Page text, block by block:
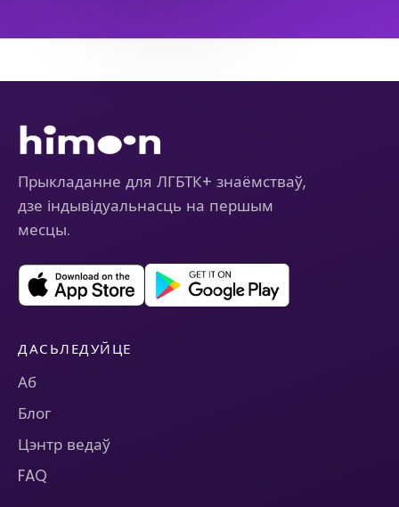
Прыкладанне для ЛГБТК+ знаёмстваў,
дзе індывідуальнасць на першым
месцы.
ДАСЬЛЕДУЙЦЕ
Аб
Блог
Цэнтр ведаў
FAQ